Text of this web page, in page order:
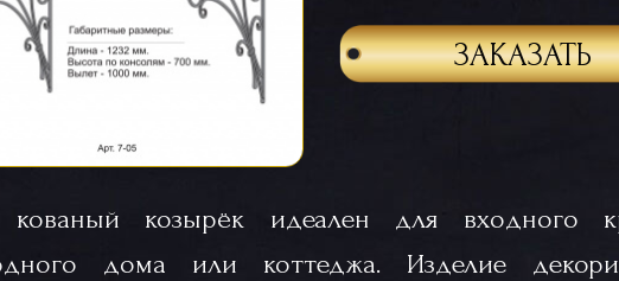
ЗАКАЗАТЬ
кованый козырёк идеален для входного
дома или коттеджа. Изделие